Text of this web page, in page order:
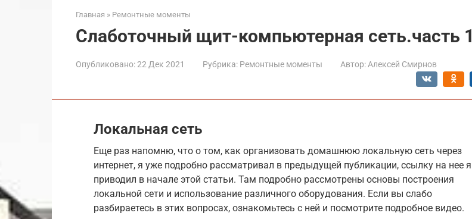
Главная » Ремонтные моменты
Слаботочный щит-компьютерная сеть.часть 1
Опубликовано:22 Дек 2021 Рубрика: Ремонтные моменты Автор: Алексей Смирнов
Локальная сеть
Еще раз напомню, что о том, как организовать домашнюю локальную сеть через
интернет, я уже подробно рассматривал в предыдущей публикации, ссылку на нее я
приводил в начале этой статьи. Там подробно рассмотрены основы построения
локальной сети и использование различного оборудования. Если вы слабо
разбираетесь в этих вопросах, ознакомьтесь с ней и посмотрите подробное видео.